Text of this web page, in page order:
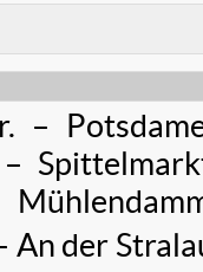
–
–
An der